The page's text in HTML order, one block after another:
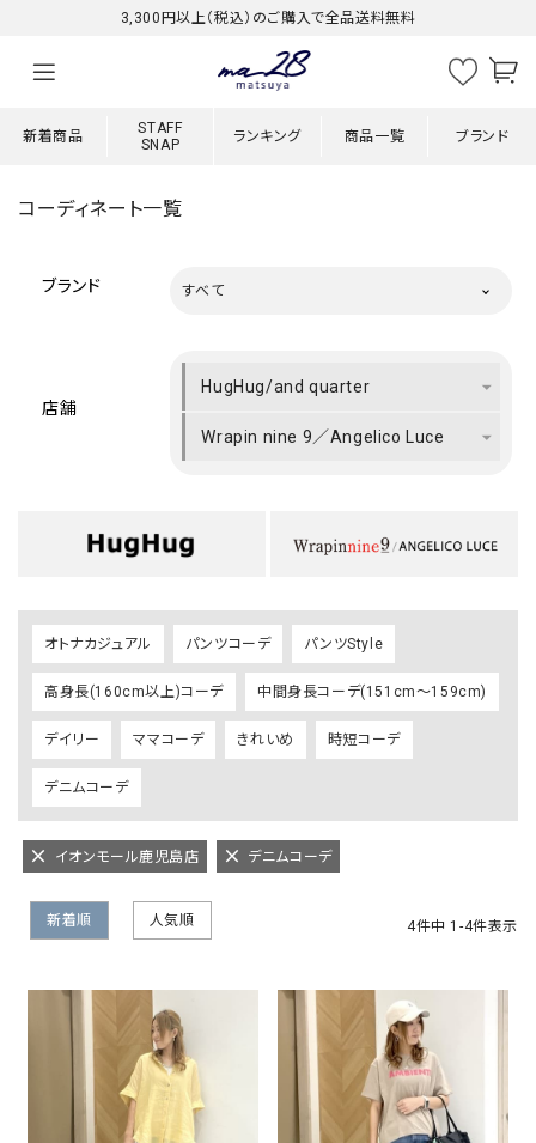
3,300円以上（税込）のご購入で全品送料無料
新着商品
STAFF
SNAP
ランキング 商品一覧 ブランド
コーディネート一覧
ブランド すべて
店舗
HugHug/and quarter
Wrapin nine 9／Angelico Luce
オトナカジュアル パンツコーデ パンツStyle
高身長(160cm以上)コーデ 中間身長コーデ(151cm～159cm)
デイリー ママコーデ きれいめ 時短コーデ
デニムコーデ
イオンモール鹿児島店 デニムコーデ
新着順 人気順 4件中 1 -4件表示